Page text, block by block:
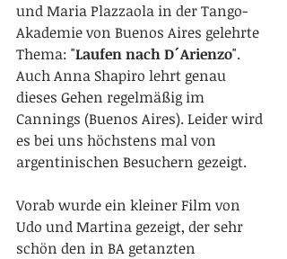
und Maria Plazzaola in der Tango-
Akademie von Buenos Aires gelehrte
Thema: "Laufen nach D´Arienzo".
Auch Anna Shapiro lehrt genau
dieses Gehen regelmäßig im
Cannings (Buenos Aires). Leider wird
es bei uns höchstens mal von
argentinischen Besuchern gezeigt.
Vorab wurde ein kleiner Film von
Udo und Martina gezeigt, der sehr
schön den in BA getanzten